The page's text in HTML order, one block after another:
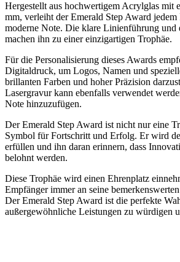
Hergestellt aus hochwertigem Acrylglas mit
mm, verleiht der Emerald Step Award jedem
moderne Note. Die klare Linienführung und
machen ihn zu einer einzigartigen Trophäe.
Für die Personalisierung dieses Awards
Digitaldruck, um Logos, Namen und
brillanten Farben und hoher Präzision
Lasergravur kann ebenfalls verwendet
Note hinzuzufügen.
Der Emerald Step Award ist nicht nur eine
Symbol für Fortschritt und Erfolg. Er wird
erfüllen und ihn daran erinnern, dass
belohnt werden.
Diese Trophäe wird einen Ehrenplatz
Empfänger immer an seine
Der Emerald Step Award ist die perfekte
außergewöhnliche Leistungen zu würdigen